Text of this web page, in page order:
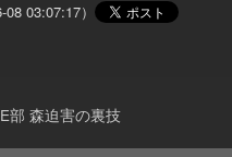
08 03:07:17）
部 森迫害の裏技